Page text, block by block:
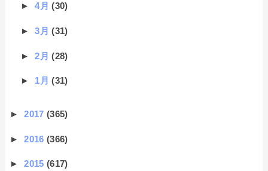
►4月(30)
►3月(31)
►2月(28)
► 1月(31)
►2017(365)
►2016(366)
►2015(617)